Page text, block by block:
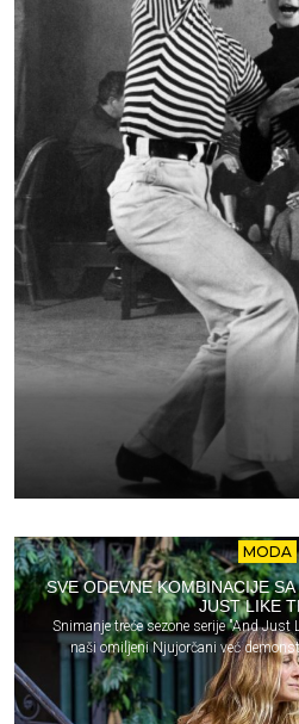
MODA
SVE ODEVNE KOMBINACIJE
JUST LIKE
Snimanje treće sezone serije "And Just
naši omiljeni Njujorčani već